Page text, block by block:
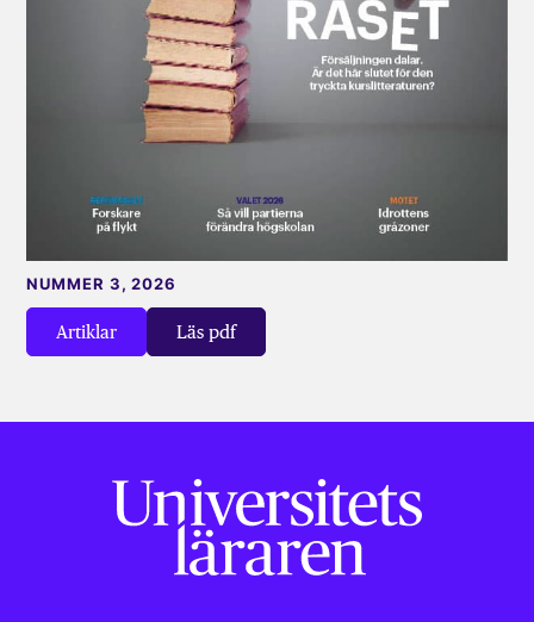
Artiklar Läs pdf
NUMMER 3, 2026